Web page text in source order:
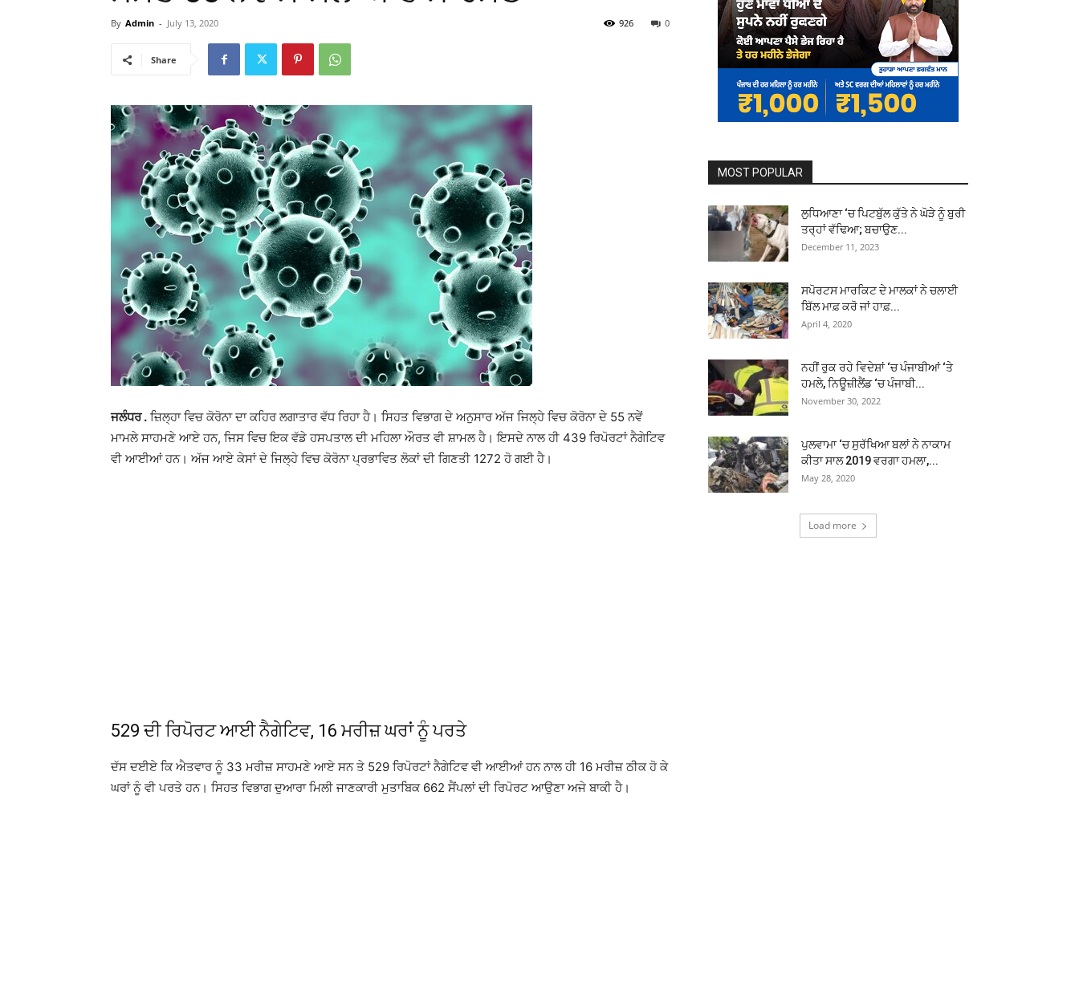
By Admin - July 13, 2020 0
926
Share
ਜਲੰਧਰ . ਜ਼ਿਲ੍ਹਾ ਵਿਚ ਕੋਰੋਨਾ ਦਾ ਕਹਿਰ ਲਗਾਤਾਰ ਵੱਧ ਰਿਹਾ ਹੈ। ਸਿਹਤ ਵਿਭਾਗ ਦੇ ਅਨੁਸਾਰ ਅੱਜ ਜਿਲ੍ਹੇ ਵਿਚ ਕੋਰੋਨਾ ਦੇ 55 ਨਵੇਂ
ਮਾਮਲੇ ਸਾਹਮਣੇ ਆਏ ਹਨ, ਜਿਸ ਵਿਚ ਇਕ ਵੱਡੇ ਹਸਪਤਾਲ ਦੀ ਮਹਿਲਾ ਔਰਤ ਵੀ ਸ਼ਾਮਲ ਹੈ। ਇਸਦੇ ਨਾਲ ਹੀ 439 ਰਿਪੋਰਟਾਂ ਨੈਗੇਟਿਵ
ਵੀ ਆਈਆਂ ਹਨ। ਅੱਜ ਆਏ ਕੇਸਾਂ ਦੇ ਜਿਲ੍ਹੇ ਵਿਚ ਕੋਰੋਨਾ ਪ੍ਰਭਾਵਿਤ ਲੋਕਾਂ ਦੀ ਗਿਣਤੀ 1272 ਹੋ ਗਈ ਹੈ।
529 ਦੀ ਰਿਪੋਰਟ ਆਈ ਨੈਗੇਟਿਵ, 16 ਮਰੀਜ਼ ਘਰਾਂ ਨੂੰ ਪਰਤੇ
ਦੱਸ ਦਈਏ ਕਿ ਐਤਵਾਰ ਨੂੰ 33 ਮਰੀਜ਼ ਸਾਹਮਣੇ ਆਏ ਸਨ ਤੇ 529 ਰਿਪੋਰਟਾਂ ਨੈਗੇਟਿਵ ਵੀ ਆਈਆਂ ਹਨ ਨਾਲ ਹੀ 16 ਮਰੀਜ਼ ਠੀਕ ਹੋ ਕੇ
ਘਰਾਂ ਨੂੰ ਵੀ ਪਰਤੇ ਹਨ। ਸਿਹਤ ਵਿਭਾਗ ਦੁਆਰਾ ਮਿਲੀ ਜਾਣਕਾਰੀ ਮੁਤਾਬਿਕ 662 ਸੈਂਪਲਾਂ ਦੀ ਰਿਪੋਰਟ ਆਉਣਾ ਅਜੇ ਬਾਕੀ ਹੈ।
MOST POPULAR
ਲੁਧਿਆਣਾ ‘ਚ ਪਿਟਬੁੱਲ ਕੁੱਤੇ ਨੇ ਘੋੜੇ ਨੂੰ ਬੁਰੀ
ਤਰ੍ਹਾਂ ਵੱਢਿਆ; ਬਚਾਉਣ...
December 11, 2023
ਸਪੋਰਟਸ ਮਾਰਕਿਟ ਦੇ ਮਾਲਕਾਂ ਨੇ ਚਲਾਈ
ਬਿੱਲ ਮਾਫ਼ ਕਰੋ ਜਾਂ ਹਾਫ਼...
April 4, 2020
ਨਹੀਂ ਰੁਕ ਰਹੇ ਵਿਦੇਸ਼ਾਂ ‘ਚ ਪੰਜਾਬੀਆਂ ‘ਤੇ
ਹਮਲੇ, ਨਿਊਜ਼ੀਲੈਂਡ ‘ਚ ਪੰਜਾਬੀ...
November 30, 2022
ਪੁਲਵਾਮਾ ‘ਚ ਸੁਰੱਖਿਆ ਬਲਾਂ ਨੇ ਨਾਕਾਮ
ਕੀਤਾ ਸਾਲ 2019 ਵਰਗਾ ਹਮਲਾ,...
May 28, 2020
Load more